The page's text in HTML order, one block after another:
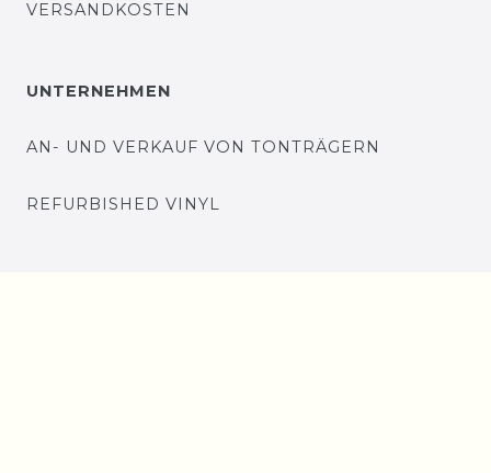
VERSANDKOSTEN
UNTERNEHMEN
AN- UND VERKAUF VON TONTRÄGERN
REFURBISHED VINYL